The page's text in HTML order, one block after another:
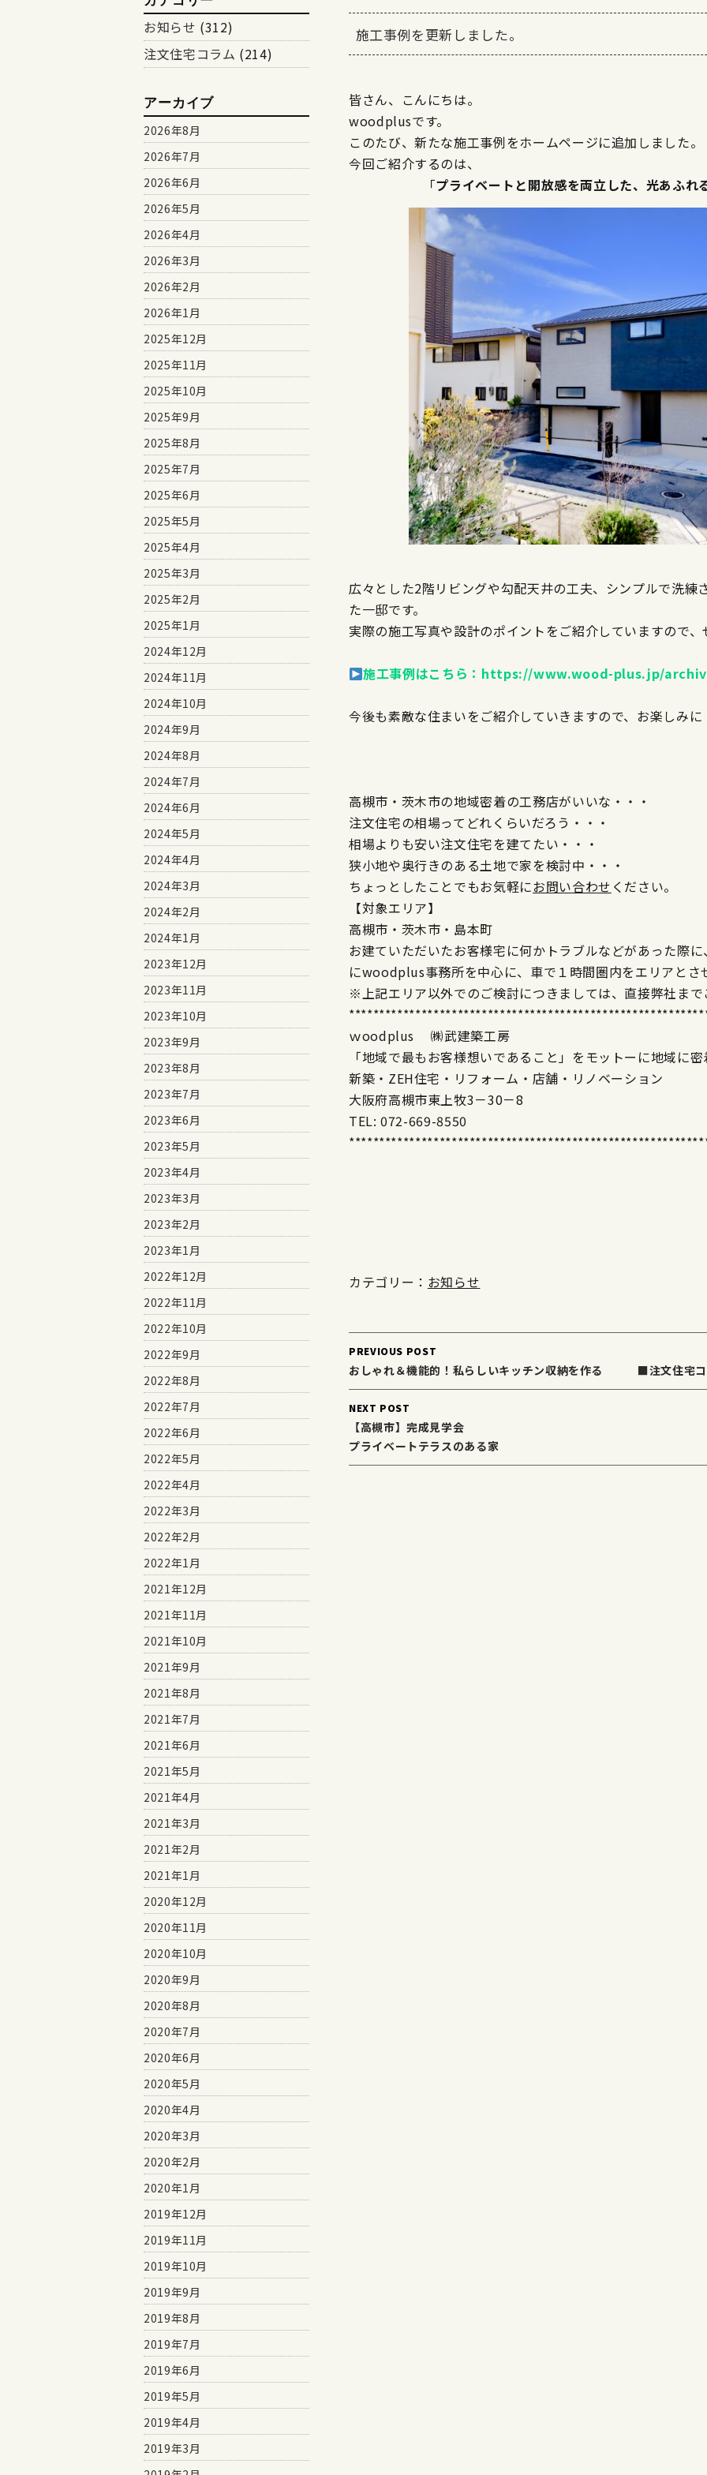
施工事例を更新しました。
皆さん、こんにちは。
woodplusです。
このたび、新たな施工事例をホームページに追加しました。
今回ご紹介するのは、
「プライベートと開放感を両立した、光あふれ
広々とした2階リビングや勾配天井の工夫、シンプルで洗練
た一邸です。
実際の施工写真や設計のポイントをご紹介していますので、
施工事例はこちら：https://www.wood-plus.jp/
今後も素敵な住まいをご紹介していきますので、お楽しみに
高槻市・茨木市の地域密着の工務店がいいな・・・
注文住宅の相場ってどれくらいだろう・・・
相場よりも安い注文住宅を建てたい・・・
狭小地や奥行きのある土地で家を検討中・・・
ちょっとしたことでもお気軽にお問い合わせ ください。
【対象エリア】
高槻市・茨木市・島本町
お建ていただいたお客様宅に何かトラブルなどがあった際
にwoodplus事務所を中心に、車で１時間圏内をエリアとさ
※上記エリア以外でのご検討につきましては、直接弊社まで
ｗoodplus ㈱武建築工房
「地域で最もお客様想いであること」をモットーに地域に
新築・ZEH住宅・リフォーム・店舗・リノベーション
大阪府高槻市東上牧3－30－8
TEL: 072-669-8550
カテゴリー： お知らせ
Post
navigation
PREVIOUS POST
おしゃれ＆機能的！私らしいキッチン収納を作る ■注文住
NEXT POST
【高槻市】完成見学会
プライベートテラスのある家
お知らせ (312)
注文住宅コラム (214)
アーカイブ
2026年8月
2026年7月
2026年6月
2026年5月
2026年4月
2026年3月
2026年2月
2026年1月
2025年12月
2025年11月
2025年10月
2025年9月
2025年8月
2025年7月
2025年6月
2025年5月
2025年4月
2025年3月
2025年2月
2025年1月
2024年12月
2024年11月
2024年10月
2024年9月
2024年8月
2024年7月
2024年6月
2024年5月
2024年4月
2024年3月
2024年2月
2024年1月
2023年12月
2023年11月
2023年10月
2023年9月
2023年8月
2023年7月
2023年6月
2023年5月
2023年4月
2023年3月
2023年2月
2023年1月
2022年12月
2022年11月
2022年10月
2022年9月
2022年8月
2022年7月
2022年6月
2022年5月
2022年4月
2022年3月
2022年2月
2022年1月
2021年12月
2021年11月
2021年10月
2021年9月
2021年8月
2021年7月
2021年6月
2021年5月
2021年4月
2021年3月
2021年2月
2021年1月
2020年12月
2020年11月
2020年10月
2020年9月
2020年8月
2020年7月
2020年6月
2020年5月
2020年4月
2020年3月
2020年2月
2020年1月
2019年12月
2019年11月
2019年10月
2019年9月
2019年8月
2019年7月
2019年6月
2019年5月
2019年4月
2019年3月